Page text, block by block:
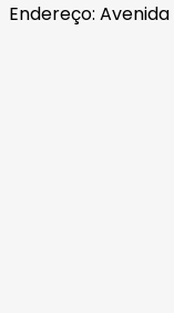
Endereço: